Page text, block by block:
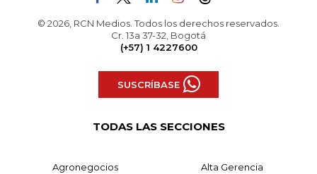
© 2026, RCN Medios. Todos los derechos reservados.
Cr. 13a 37-32, Bogotá
(+57) 1 4227600
SUSCRÍBASE
TODAS LAS SECCIONES
Agronegocios Alta Gerencia